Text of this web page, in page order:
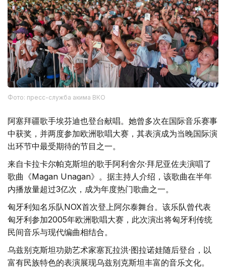
Фото: пресс-служба акима ВКО
阿塞拜疆歌手埃芬迪也登台献唱。她曾多次在国际音乐赛事
中获奖，并两度参加欧洲歌唱大赛，其表演成为当晚国际演
出环节中最受期待的节目之一。
来自卡拉卡尔帕克斯坦的歌手阿利舍尔·拜尼亚佐夫演唱了
歌曲《Magan Unagan》。据主持人介绍，该歌曲在半年
内播放量超过3亿次，成为年度热门歌曲之一。
匈牙利知名乐队NOX首次登上阿尔泰舞台。该乐队曾代表
匈牙利参加2005年欧洲歌唱大赛，此次演出将匈牙利传统
民间音乐与现代编曲相结合。
乌兹别克斯坦功勋艺术家塞瓦拉洪·图拉诺娃随后登台，以
富有民族特色的表演展现乌兹别克斯坦丰富的音乐文化。